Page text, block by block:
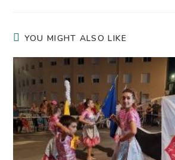
YOU MIGHT ALSO LIKE